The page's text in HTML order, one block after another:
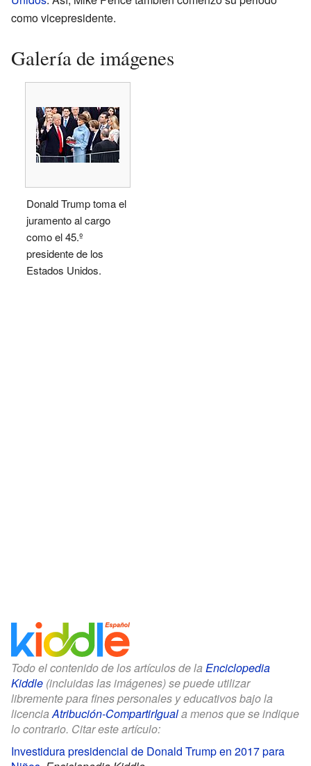
como vicepresidente.
Galería de imágenes
Donald Trump toma el
juramento al cargo
como el 45.º
presidente de los
Estados Unidos.
Todo el contenido de los artículos de la Enciclopedia
Kiddle (incluidas las imágenes) se puede utilizar
libremente para fines personales y educativos bajo la
licenciaAtribución-CompartirIguala menos que se indique
lo contrario. Citar este artículo:
Investidura presidencial de Donald Trump en 2017 para